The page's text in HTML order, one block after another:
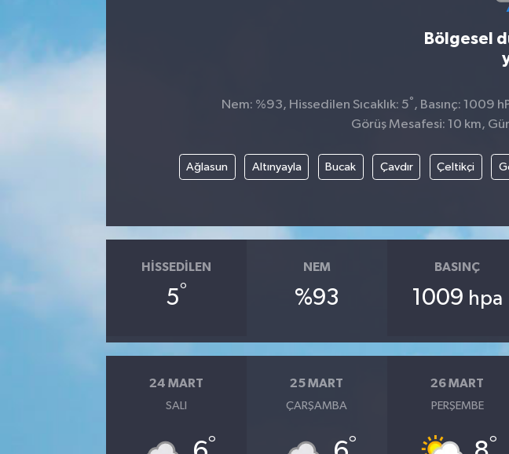
Bölgesel
Nem: %93, Hissedilen Sıcaklık: 5° , Basınç: 1009
Görüş Mesafesi: 10 km,
Ağlasun Altınyayla Bucak Çavdır Çeltikçi
HISSEDILEN
5°
NEM
%93
BASINÇ
1009 hpa
24 MART
SALI
°
25 MART
ÇARŞAMBA
°
26 MART
PERŞEMBE
°